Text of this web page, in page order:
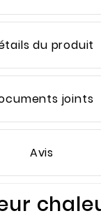
du produit
joints
Avis